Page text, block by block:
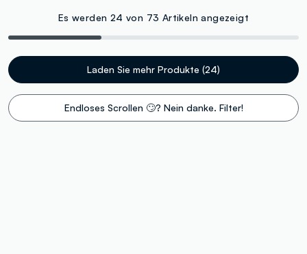
Es werden 24 von 73 Artikeln angezeigt
Laden Sie mehr Produkte (24)
Endloses Scrollen 🙄? Nein danke. Filter!